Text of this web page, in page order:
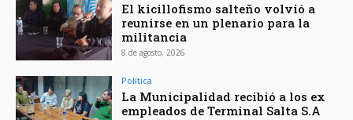
El kicillofismo salteño volvió a
reunirse en un plenario para la
militancia
8 de agosto, 2026
Política
La Municipalidad recibió a los ex
empleados de Terminal Salta S.A